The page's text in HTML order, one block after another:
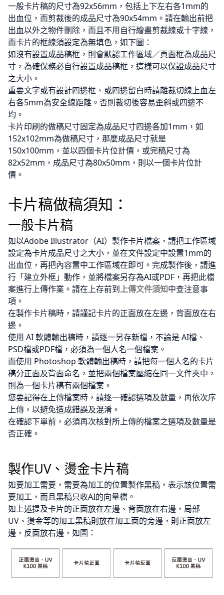
一般卡片稿的尺寸為92x56mm，包括上下左右各1mm的
出血位，而剪裁後的成品尺寸為90x54mm。請在輸出前把
出血以外之物件刪除，而且不用自行繪畫剪裁線或十字線，
而卡片的框線須設定為無填色，如下圖：
如沒有設置成品稿框，則會默認工作區域／頁面框為成品尺
寸，為確保務必自行設置成品稿框，這樣可以保證成品尺寸
之大小。
重要文字或有設計四邊框、或四邊留白時請離裁切線上血左
右各5mm為安全線距離。否則裁切後容易歪斜或四邊不
均。
卡片印刷的做稿尺寸固定為成品尺寸四邊各加1mm，如
152x102mm為做稿尺寸，那麼成品尺寸就是
150x100mm，並以四個卡片位計價，或完稿尺寸為
82x52mm，成品尺寸為80x50mm，則以一個卡片位計
價。
卡片稿做稿須知：
一般卡片稿
如以Adobe Illustrator（AI）製作卡片檔案，請把工作區域
設定為卡片成品尺寸之大小，並在文件設定中設置1mm的
出血位，再把內容置中工作區域在即可。完成製作後，請進
行「建立外框」動作，並將檔案另存為AI或PDF，再把此檔
案進行上傳作業。請在上存前到上傳文件須知中查注意事
項。
在製作卡片稿時，請謹記卡片的正面放在左邊，背面放在右
邊。
使用 AI 軟體輸出稿時，請逐一另存新檔，不論是 AI檔、
PSD檔或PDF檔，必須為一個人名一個檔案。
而使用 Photoshop 軟體輸出稿時，請把每一個人名的卡片
稿分正面及背面命名，並把兩個檔案壓縮在同一文件夾中，
則為一個卡片稿有兩個檔案。
您要記得在上傳檔案時，請逐一確認選項及數量，再依次序
上傳，以避免造成錯誤及混淆。
在確認下單前，必須再次核對所上傳的檔案之選項及數量是
否正確。
製作UV、燙金卡片稿
如要加工需要，需要為加工的位置製作黑稿，表示該位置需
要加工，而且黑稿只收AI的向量檔。
如上述提及卡片的正面放在左邊、背面放在右邊，局部
UV、燙金等的加工黑稿則放在加工面的旁邊，則正面放左
邊，反面放右邊，如圖：